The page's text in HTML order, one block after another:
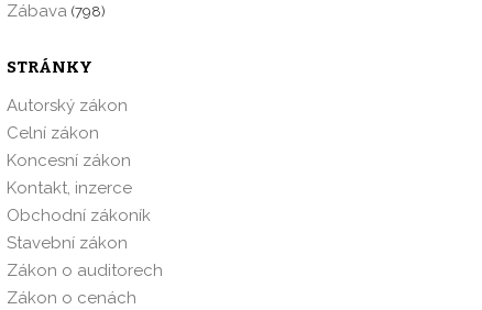
Zábava (798)
STRÁNKY
Autorský zákon
Celní zákon
Koncesní zákon
Kontakt, inzerce
Obchodní zákoník
Stavební zákon
Zákon o auditorech
Zákon o cenách